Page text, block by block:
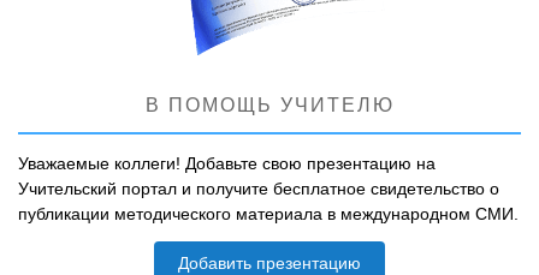
В ПОМОЩЬ УЧИТЕЛЮ
Уважаемые коллеги! Добавьте свою презентацию на
Учительский портал и получите бесплатное свидетельство о
публикации методического материала в международном СМИ.
Добавить презентацию